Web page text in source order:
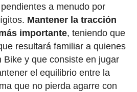
a menudo por
Mantener la tracción
importante, teniendo que
resultará familiar a quienes
Bike y que consiste en jugar
el equilibrio entre la
que no pierda agarre con